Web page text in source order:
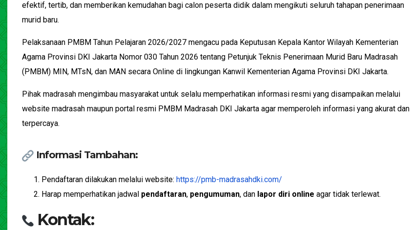
efektif, tertib, dan memberikan kemudahan bagi calon peserta didik dalam mengikuti seluruh tahapan penerimaan
murid baru.
Pelaksanaan PMBM Tahun Pelajaran 2026/2027 mengacu pada Keputusan Kepala Kantor Wilayah Kementerian
Agama Provinsi DKI Jakarta Nomor 030 Tahun 2026 tentang Petunjuk Teknis Penerimaan Murid Baru Madrasah
(PMBM) MIN, MTsN, dan MAN secara Online di lingkungan Kanwil Kementerian Agama Provinsi DKI Jakarta.
Pihak madrasah mengimbau masyarakat untuk selalu memperhatikan informasi resmi yang disampaikan melalui
website madrasah maupun portal resmi PMBM Madrasah DKI Jakarta agar memperoleh informasi yang akurat dan
terpercaya.
Informasi Tambahan:
Pendaftaran dilakukan melalui website: https://pmb-madrasahdki.com/
Harap memperhatikan jadwal pendaftaran, pengumuman, dan lapor diri online agar tidak terlewat.
Kontak: